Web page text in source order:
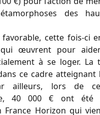
des
favorable, cette fois-ci
œuvrent pour
à se loger. La
ce cadre atteignant
ailleurs, lors de
40 000 € ont été
France Horizon qui